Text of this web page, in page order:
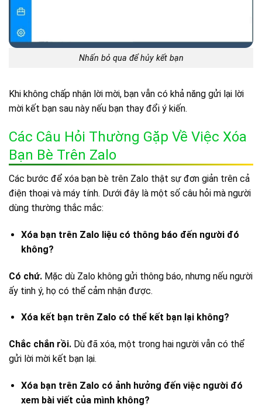
Nhấn bỏ qua để hủy kết bạn
Khi không chấp nhận lời mời, bạn vẫn có khả năng gửi lại lời
mời kết bạn sau này nếu bạn thay đổi ý kiến.
Các Câu Hỏi Thường Gặp Về Việc Xóa
Bạn Bè Trên Zalo
Các bước để xóa bạn bè trên Zalo thật sự đơn giản trên cả
điện thoại và máy tính. Dưới đây là một số câu hỏi mà người
dùng thường thắc mắc:
Xóa bạn trên Zalo liệu có thông báo đến người đó
không?
Có chứ. Mặc dù Zalo không gửi thông báo, nhưng nếu người
ấy tinh ý, họ có thể cảm nhận được.
Xóa kết bạn trên Zalo có thể kết bạn lại không?
Chắc chắn rồi. Dù đã xóa, một trong hai người vẫn có thể
gửi lời mời kết bạn lại.
Xóa bạn trên Zalo có ảnh hưởng đến việc người đó
xem bài viết của mình không?